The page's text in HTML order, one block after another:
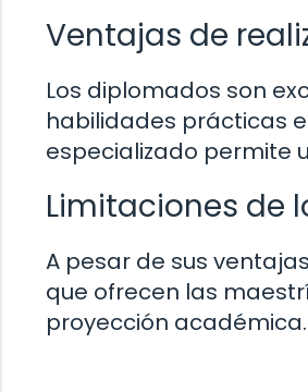
Ventajas de
Los diplomados son
habilidades prácticas
especializado permite
Limitaciones de
A pesar de sus
que ofrecen las
proyección académica.